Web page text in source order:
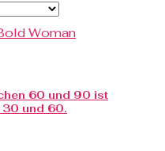
60 und 90 ist
30 und 60.